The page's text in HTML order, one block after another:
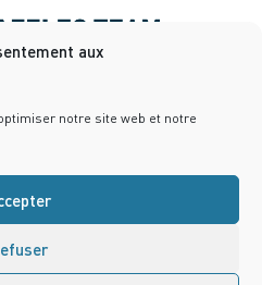
aux
notre site web et notre